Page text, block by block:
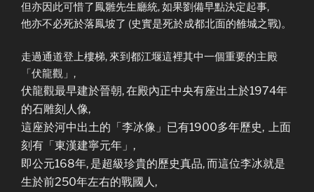
但亦因此可惜了鳳雛先生廳統, 如果劉備早點決定起事,
他亦不必死於落鳳坡了 (史實是死於成都北面的雒城之戰)。
走過通道登上樓梯, 來到都江堰這裡其中一個重要的主殿
「伏龍觀」,
伏龍觀最早建於晉朝, 在殿內正中央有座出土於1974年
的石雕刻人像,
這座於河中出土的「李冰像」已有1900多年歷史, 上面
刻有「東漢建寧元年」,
即公元168年, 是超級珍貴的歷史真品, 而這位李冰就是
生於前250年左右的戰國人,